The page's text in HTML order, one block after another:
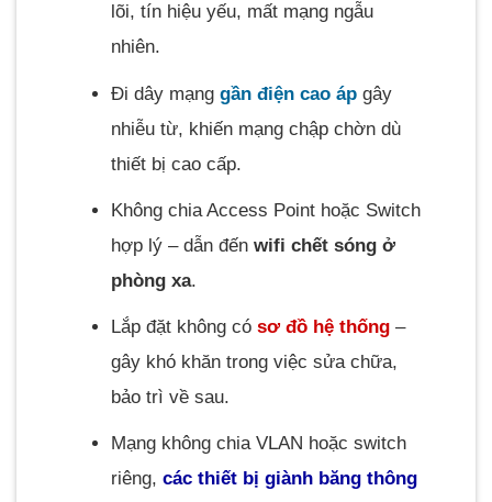
lõi, tín hiệu yếu, mất mạng ngẫu
nhiên.
Đi dây mạnggần điện cao áp gây
nhiễu từ, khiến mạng chập chờn dù
thiết bị cao cấp.
Không chia Access Point hoặc Switch
hợp lý – dẫn đếnwifi chết sóng ở
phòng xa.
Lắp đặt không cósơ đồ hệ thống –
gây khó khăn trong việc sửa chữa,
bảo trì về sau.
Mạng không chia VLAN hoặc switch
riêng,các thiết bị giành băng thông